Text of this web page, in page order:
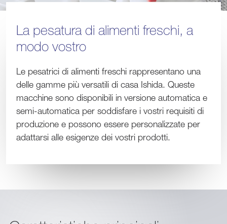
La pesatura di alimenti freschi, a
modo vostro
Le pesatrici di alimenti freschi rappresentano una
delle gamme più versatili di casa Ishida. Queste
macchine sono disponibili in versione automatica e
semi-automatica per soddisfare i vostri requisiti di
produzione e possono essere personalizzate per
adattarsi alle esigenze dei vostri prodotti.